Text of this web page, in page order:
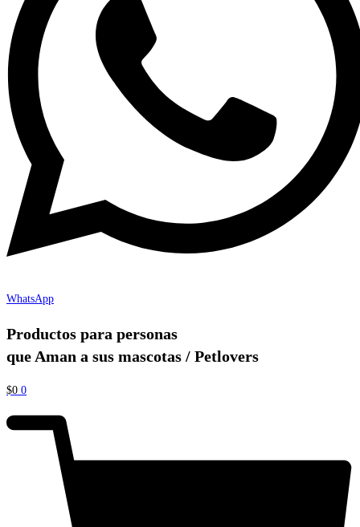
WhatsApp
Productos para personas
que Aman a sus mascotas / Petlovers
$0 0